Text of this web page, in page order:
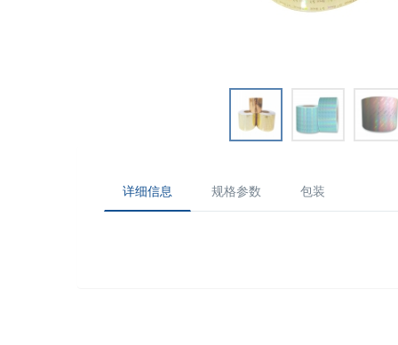
详细信息 规格参数 包装